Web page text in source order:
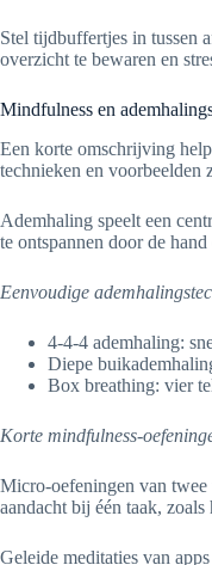
Stel tijdbuffertjes in tussen
overzicht te bewaren en
Mindfulness en
Een korte omschrijving
technieken en voorbeelden
Ademhaling speelt een
te ontspannen door de
Eenvoudige
4-4-4 ademhaling:
Diepe
Box breathing: vier
Korte mindfulness-
Micro-oefeningen van
aandacht bij één taak,
Geleide meditaties van